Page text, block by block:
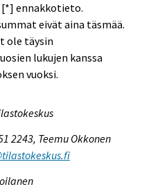
[*] ennakkotieto.
eivät aina täsmää.
ole täysin
lukujen kanssa
vuoksi.
2243, Teemu Okkonen